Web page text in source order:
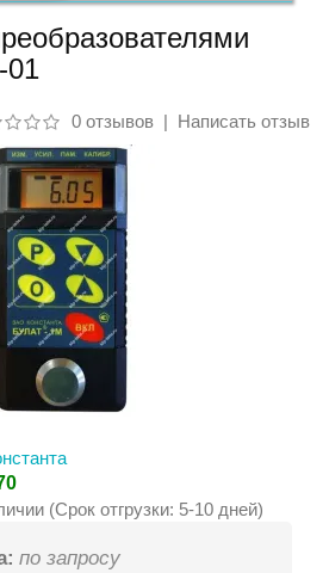
01
0 отзывов| Написать отзыв
(Срок отгрузки: 5-10 дней)
по запросу